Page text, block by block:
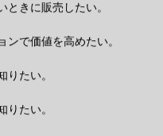
ときに販売したい。
ンで価値を高めたい。
りたい。
りたい。